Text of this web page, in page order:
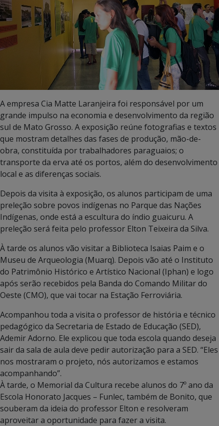
A empresa Cia Matte Laranjeira foi responsável por um
grande impulso na economia e desenvolvimento da região
sul de Mato Grosso. A exposição reúne fotografias e textos
que mostram detalhes das fases de produção, mão-de-
obra, constituída por trabalhadores paraguaios; o
transporte da erva até os portos, além do desenvolvimento
local e as diferenças sociais.
Depois da visita à exposição, os alunos participam de uma
preleção sobre povos indígenas no Parque das Nações
Indígenas, onde está a escultura do índio guaicuru. A
preleção será feita pelo professor Elton Teixeira da Silva.
À tarde os alunos vão visitar a Biblioteca Isaias Paim e o
Museu de Arqueologia (Muarq). Depois vão até o Instituto
do Patrimônio Histórico e Artístico Nacional (Iphan) e logo
após serão recebidos pela Banda do Comando Militar do
Oeste (CMO), que vai tocar na Estação Ferroviária.
Acompanhou toda a visita o professor de história e técnico
pedagógico da Secretaria de Estado de Educação (SED),
Ademir Adorno. Ele explicou que toda escola quando deseja
sair da sala de aula deve pedir autorização para a SED. “Eles
nos mostraram o projeto, nós autorizamos e estamos
acompanhando”.
À tarde, o Memorial da Cultura recebe alunos do 7º ano da
Escola Honorato Jacques – Funlec, também de Bonito, que
souberam da ideia do professor Elton e resolveram
aproveitar a oportunidade para fazer a visita.